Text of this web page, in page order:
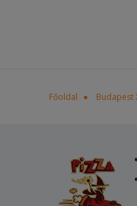
Főoldal Budapest